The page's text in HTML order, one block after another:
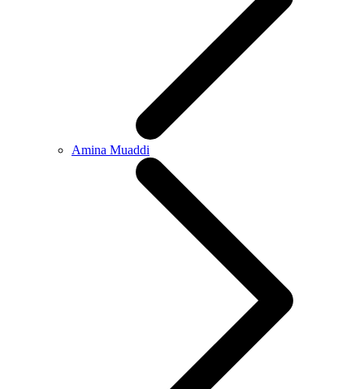
Amina Muaddi